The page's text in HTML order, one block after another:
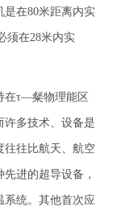
是在80米距离内实
须在28米内实
在τ—粲物理能区
许多技术、设备是
往往比航天、航空
进的超导设备，
系统。其他首次应